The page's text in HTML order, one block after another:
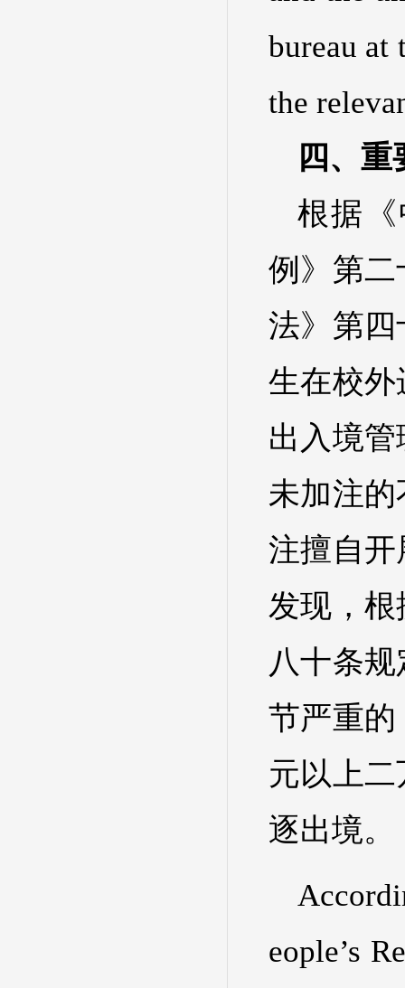
bureau at
the
四、
根据
例》第
法》第
生在校
出入境
未加注
注擅自
发现，
八十条
节严重
元以上
逐出境。
eople’s